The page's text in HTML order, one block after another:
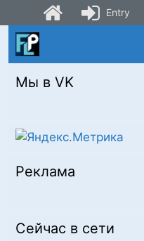
Skip
Мы в VK
Реклама
Сейчас в сети
Entry